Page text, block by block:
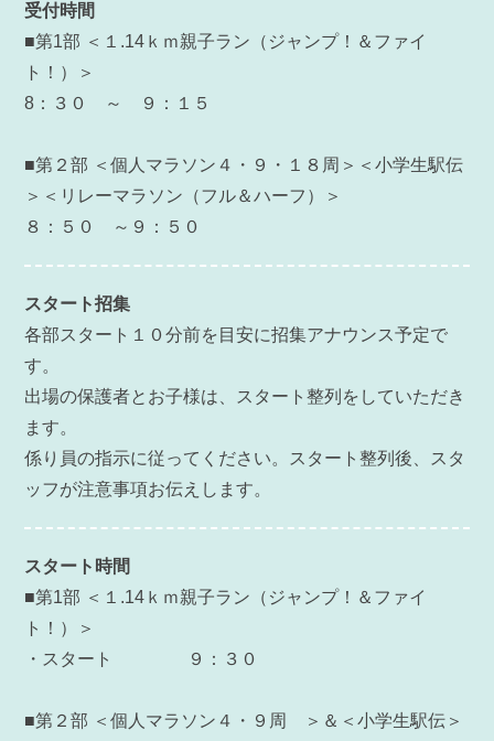
受付時間
■第1部 ＜１.14ｋｍ親子ラン（ジャンプ！＆ファイ
ト！）＞
8：３０ ～ ９：１５
■第２部 ＜個人マラソン４・９・１８周＞＜小学生駅伝
＞＜リレーマラソン（フル＆ハーフ）＞
８：５０ ～９：５０
スタート招集
各部スタート１０分前を目安に招集アナウンス予定で
す。
出場の保護者とお子様は、スタート整列をしていただき
ます。
係り員の指示に従ってください。スタート整列後、スタ
ッフが注意事項お伝えします。
スタート時間
■第1部 ＜１.14ｋｍ親子ラン（ジャンプ！＆ファイ
ト！）＞
・スタート ９：３０
■第２部 ＜個人マラソン４・９周 ＞＆＜小学生駅伝＞